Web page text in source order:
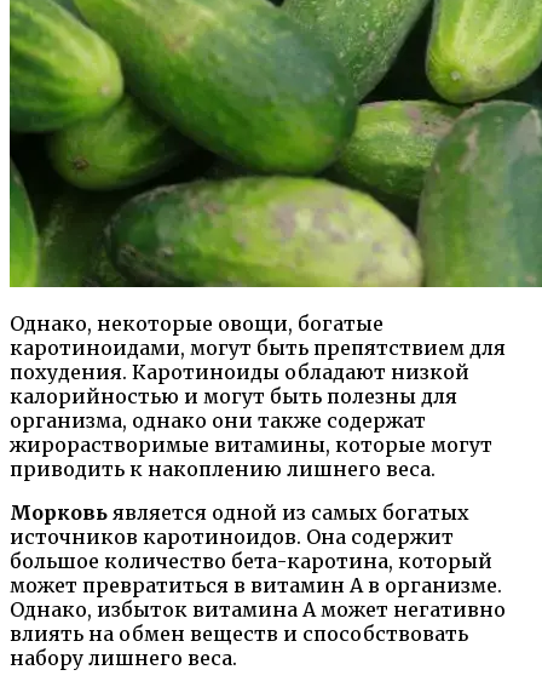
Однако, некоторые овощи, богатые
каротиноидами, могут быть препятствием для
похудения. Каротиноиды обладают низкой
калорийностью и могут быть полезны для
организма, однако они также содержат
жирорастворимые витамины, которые могут
приводить к накоплению лишнего веса.
Морковь является одной из самых богатых
источников каротиноидов. Она содержит
большое количество бета-каротина, который
может превратиться в витамин А в организме.
Однако, избыток витамина А может негативно
влиять на обмен веществ и способствовать
набору лишнего веса.